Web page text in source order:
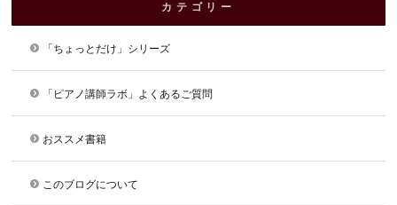
カテゴリー
「ちょっとだけ」シリーズ
「ピアノ講師ラボ」よくあるご質問
おススメ書籍
このブログについて